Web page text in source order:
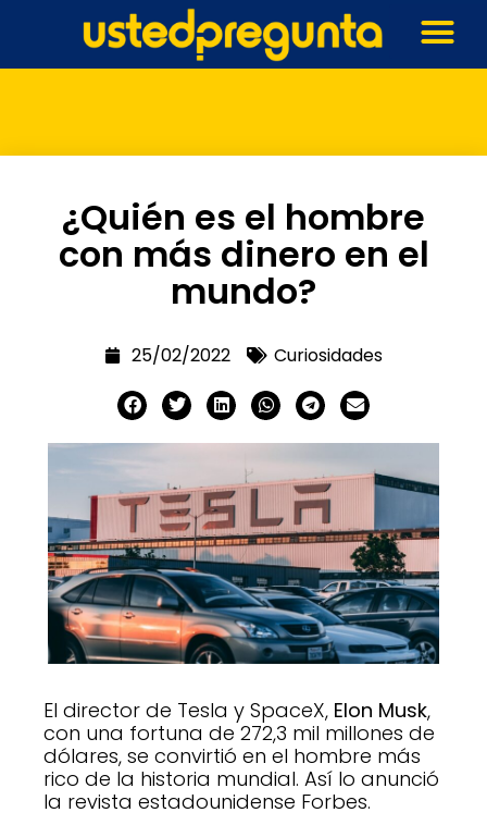
¿Quién es el hombre
con más dinero en el
mundo?
25/02/2022 Curiosidades
El director de Tesla y SpaceX, Elon Musk,
con una fortuna de 272,3 mil millones de
dólares, se convirtió en el hombre más
rico de la historia mundial. Así lo anunció
la revista estadounidense Forbes.